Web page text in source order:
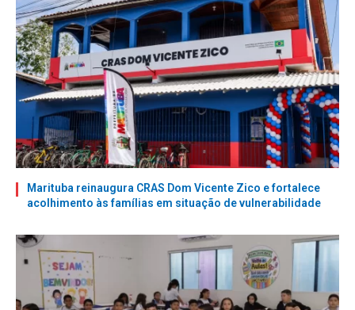
Marituba reinaugura CRAS Dom Vicente Zico e fortalece
acolhimento às famílias em situação de vulnerabilidade